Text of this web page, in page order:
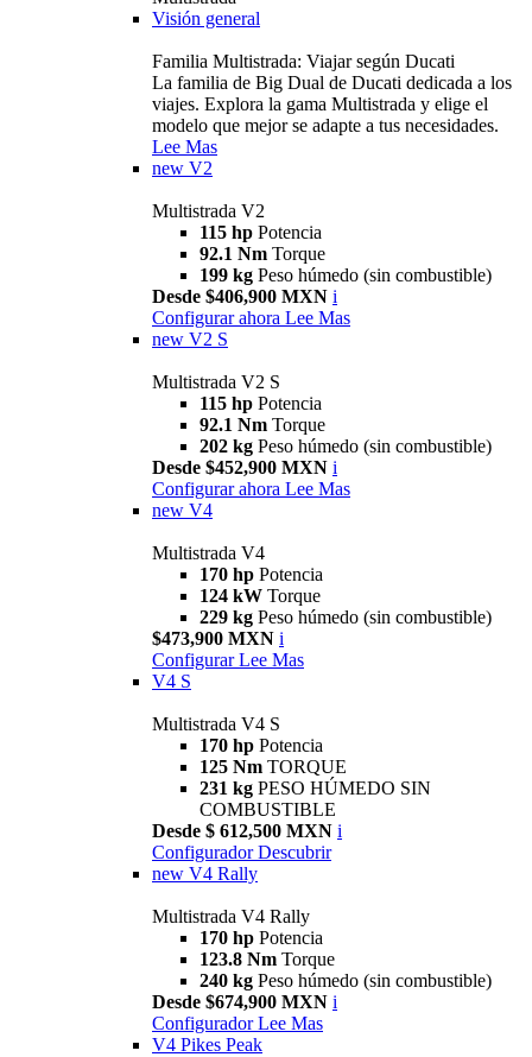
Visión general
Familia Multistrada: Viajar según Ducati
La familia de Big Dual de Ducati dedicada a los
viajes. Explora la gama Multistrada y elige el
modelo que mejor se adapte a tus necesidades.
Lee Mas
new V2
Multistrada V2
115 hp Potencia
92.1 Nm Torque
199 kg Peso húmedo (sin combustible)
Desde $406,900 MXN i
Configurar ahora Lee Mas
new V2 S
Multistrada V2 S
115 hp Potencia
92.1 Nm Torque
202 kg Peso húmedo (sin combustible)
Desde $452,900 MXN i
Configurar ahora Lee Mas
new V4
Multistrada V4
170 hp Potencia
124 kW Torque
229 kg Peso húmedo (sin combustible)
$473,900 MXN i
Configurar Lee Mas
V4 S
Multistrada V4 S
170 hp Potencia
125 Nm TORQUE
231 kg PESO HÚMEDO SIN
COMBUSTIBLE
Desde $ 612,500 MXN i
Configurador Descubrir
new V4 Rally
Multistrada V4 Rally
170 hp Potencia
123.8 Nm Torque
240 kg Peso húmedo (sin combustible)
Desde $674,900 MXN i
Configurador Lee Mas
V4 Pikes Peak